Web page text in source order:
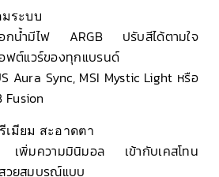
มระบบ
กน้ำมีไฟ ARGB ปรับสีได้ตามใจ
ฟต์แวร์ของทุกแบรนด์
Aura Sync, MSI Mystic Light หรือ
Fusion
มียม สะอาดตา
เพิ่มความมินิมอล เข้ากับเคสโทน
วยสมบูรณ์แบบ